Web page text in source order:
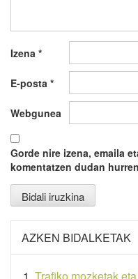
Izena *
E-posta *
Webgunea
Gorde nire izena, emaila
komentatzen dudan
AZKEN BIDALKETAK